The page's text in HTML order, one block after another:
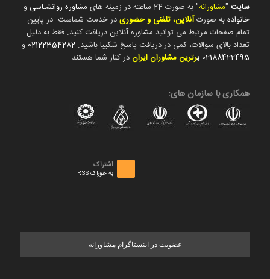
سایت"مشاورانه" به صورت 24 ساعته در زمینه های مشاوره روانشناسی و
خانوادهبه صورتآنلاین، تلفنی و حضوریدر خدمت شماست. در پایین
تمام صفحات مرتبط می توانید مشاوره آنلاین دریافت کنید. فقط به دلیل
تعداد بالای سوالات، کمی در دریافت پاسخ شکیبا باشید. 02122354282 و
02188422495 برترین مشاوران ایراندر کنار شما هستند.
همکاری با سازمان های:
اشتراک
به خوراک RSS
عضویت در اینستاگرام مشاورانه